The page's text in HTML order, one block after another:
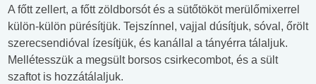
A főtt zellert, a főtt zöldborsót és a sütőtököt merülőmixerrel
külön-külön pürésítjük. Tejszínnel, vajjal dúsítjuk, sóval, őrölt
szerecsendióval ízesítjük, és kanállal a tányérra tálaljuk.
Mellétesszük a megsült borsos csirkecombot, és a sült
szaftot is hozzátálaljuk.